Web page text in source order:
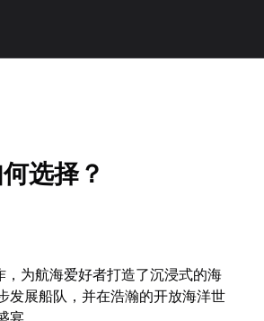
选择？
为航海爱好者打造了沉浸式的海
发展船队，并在浩瀚的开放海洋世
。